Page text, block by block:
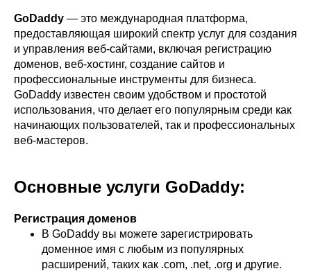
GoDaddy — это международная платформа,
предоставляющая широкий спектр услуг для создания
и управления веб-сайтами, включая регистрацию
доменов, веб-хостинг, создание сайтов и
профессиональные инструменты для бизнеса.
GoDaddy известен своим удобством и простотой
использования, что делает его популярным среди как
начинающих пользователей, так и профессиональных
веб-мастеров.
Основные услуги GoDaddy:
Регистрация доменов
В GoDaddy вы можете зарегистрировать
доменное имя с любым из популярных
расширений, таких как .com, .net, .org и другие.